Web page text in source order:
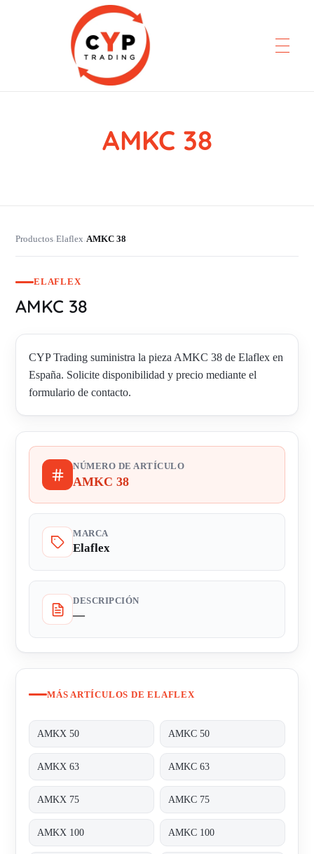
AMKC 38
Productos›Elaflex›AMKC 38
ELAFLEX
AMKC 38
CYP Trading suministra la pieza AMKC 38 de Elaflex en
España. Solicite disponibilidad y precio mediante el
formulario de contacto.
NÚMERO DE ARTÍCULO
AMKC 38
MARCA
Elaflex
DESCRIPCIÓN
—
MÁS ARTÍCULOS DE ELAFLEX
AMKX 50 AMKC 50
AMKX 63 AMKC 63
AMKX 75 AMKC 75
AMKX 100 AMKC 100